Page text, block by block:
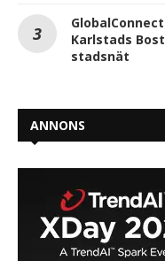
Karlstads
stadsnät
ANNONS